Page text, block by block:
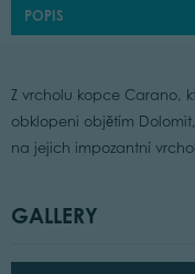
POPIS
Z vrcholu kopce Carano,
obklopeni objětím
na jejich impozantní
GALLERY